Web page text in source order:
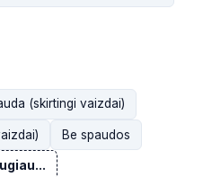
(skirtingi vaizdai)
Be spaudos